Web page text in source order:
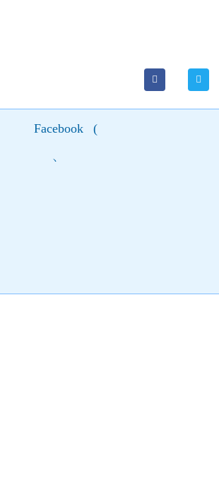
Facebook (
)